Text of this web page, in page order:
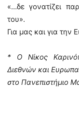
«…δε γονατίζει
του».
Για μας και για την
* Ο Νίκος
Διεθνών και
στο Πανεπιστήμιο